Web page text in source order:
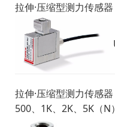
拉伸·压缩型测力传感
拉伸·压缩型测力传感器
500、1K、2K、5K（N）